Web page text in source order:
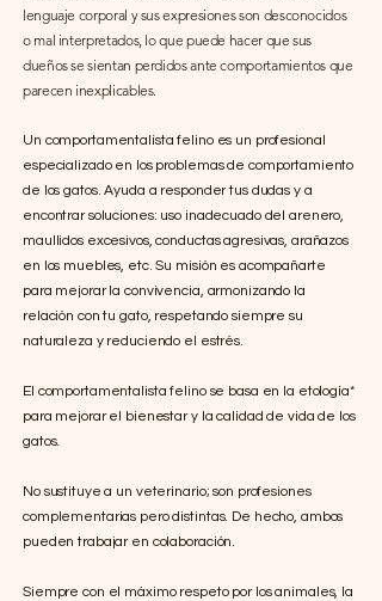
lenguaje corporal y sus expresiones son desconocidos
o mal interpretados, lo que puede hacer que sus
dueños se sientan perdidos ante comportamientos que
parecen inexplicables.
Un comportamentalista felino es un profesional
especializado en los problemas de comportamiento
de los gatos. Ayuda a responder tus dudas y a
encontrar soluciones: uso inadecuado del arenero,
maullidos excesivos, conductas agresivas, arañazos
en los muebles, etc. Su misión es acompañarte
para mejorar la convivencia, armonizando la
relación con tu gato, respetando siempre su
naturaleza y reduciendo el estrés.
El comportamentalista felino se basa en la etología*
para mejorar el bienestar y la calidad de vida de los
gatos.
No sustituye a un veterinario; son profesiones
complementarias pero distintas. De hecho, ambos
pueden trabajar en colaboración.
Siempre con el máximo respeto por los animales, la